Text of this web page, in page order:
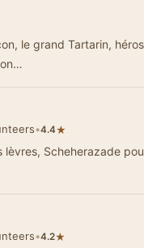
le grand Tartarin,
•4.4★
lèvres, Scheherazade
•4.2★